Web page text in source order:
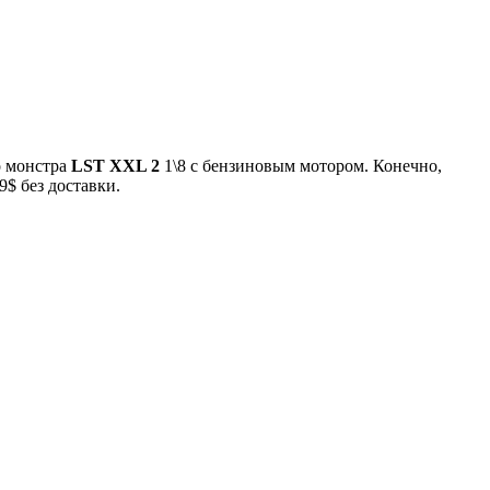
монстра LST XXL 2 1\8 c бензиновым мотором. Конечно,
без доставки.